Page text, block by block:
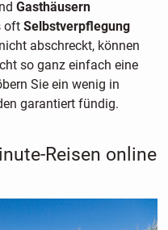
Gasthäusern
oft Selbstverpflegung
abschreckt, können
so ganz einfach eine
Sie ein wenig in
garantiert fündig.
Reisen online